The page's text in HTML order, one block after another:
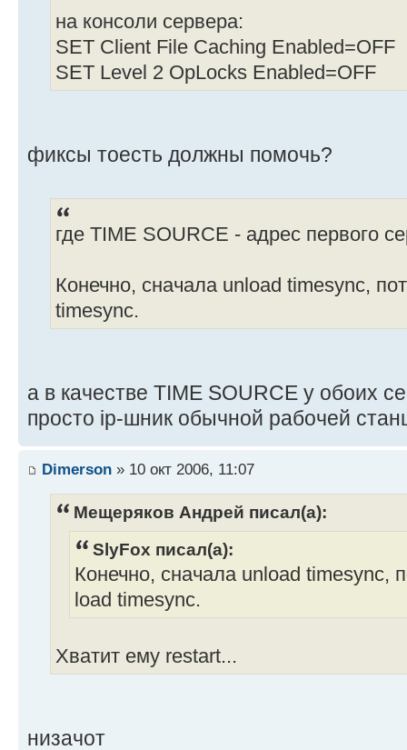
на консоли сервера:
SET Client File Caching Enabled=OFF
SET Level 2 OpLocks Enabled=OFF
фиксы тоесть должны помочь?
где TIME SOURCE - адрес первого
Конечно, сначала unload timesync,
timesync.
а в качестве TIME SOURCE у обоих
просто ip-шник обычной рабочей
Dimerson » 10 окт 2006, 11:07
Мещеряков Андрей писал(а):
SlyFox писал(а):
Конечно, сначала unload timesync,
load timesync.
Хватит ему restart...
низачот